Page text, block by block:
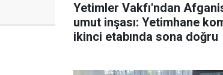
Yetimler Vakfı'ndan
umut inşası: Yetimhane
ikinci etabında sona doğru